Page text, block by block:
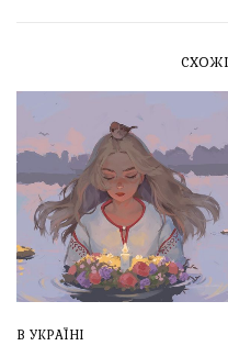
СХОЖІ
В УКРАЇНІ